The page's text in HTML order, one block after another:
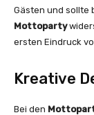
Gästen und sollte
Mottoparty
ersten Eindruck
Kreative
Bei den